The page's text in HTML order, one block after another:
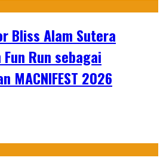
Bliss Alam Sutera
Run sebagai
MACNIFEST 2026